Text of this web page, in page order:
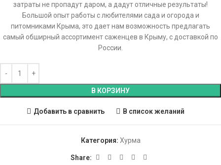
затраты не пропадут даром, а дадут отличные результаты!
Большой опыт работы с любителями сада и огорода и
питомниками Крыма, это дает нам возможность предлагать
самый обширный ассортимент саженцев в Крыму, с доставкой по
России.
В КОРЗИНУ
Добавить в сравнить В список желаний
Категория: Хурма
Share: